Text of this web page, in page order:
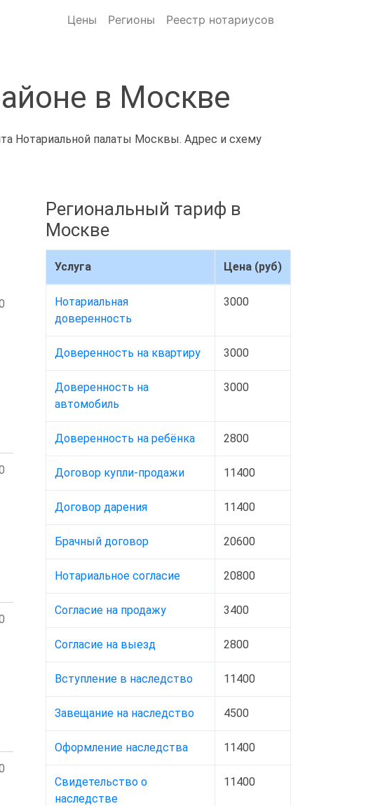
Цены Регионы Реестр нотариусов
в Москве
Нотариальной палаты Москвы. Адрес и схему
Региональный тариф в
Москве
Услуга Цена (руб)
Нотариальная
доверенность
3000
Доверенность на квартиру 3000
Доверенность на
автомобиль
3000
Доверенность на ребёнка 2800
Договор купли-продажи 11400
Договор дарения 11400
Брачный договор 20600
Нотариальное согласие 20800
Согласие на продажу 3400
Согласие на выезд 2800
Вступление в наследство 11400
Завещание на наследство 4500
Оформление наследства 11400
Свидетельство о
наследстве
11400